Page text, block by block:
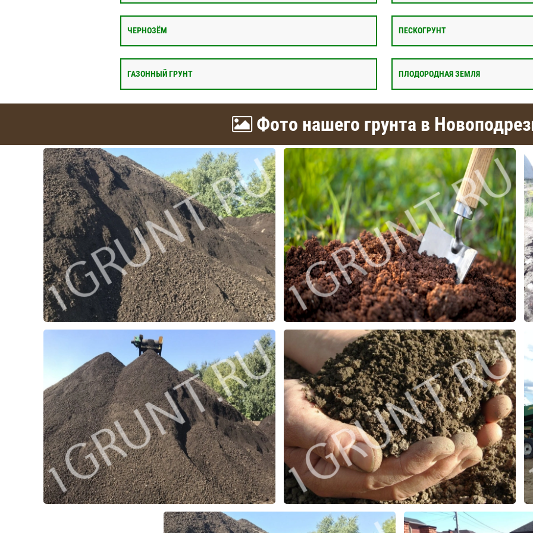
ЧЕРНОЗЁМ ПЕСКОГРУНТ
ГАЗОННЫЙ ГРУНТ ПЛОДОРОДНАЯ ЗЕМЛЯ
Фото нашего грунта в